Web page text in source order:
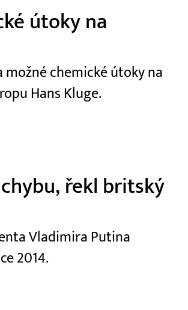
útoky na
možné chemické útoky na
Hans Kluge.
řekl britský
Vladimira Putina
2014.